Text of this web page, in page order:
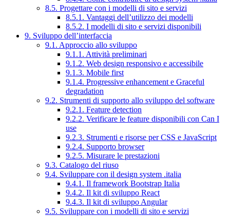
8.5. Progettare con i modelli di sito e servizi
8.5.1. Vantaggi dell’utilizzo dei modelli
8.5.2. I modelli di sito e servizi disponibili
9. Sviluppo dell’interfaccia
9.1. Approccio allo sviluppo
9.1.1. Attività preliminari
9.1.2. Web design responsivo e accessibile
9.1.3. Mobile first
9.1.4. Progressive enhancement e Graceful
degradation
9.2. Strumenti di supporto allo sviluppo del software
9.2.1. Feature detection
9.2.2. Verificare le feature disponibili con Can I
use
9.2.3. Strumenti e risorse per CSS e JavaScript
9.2.4. Supporto browser
9.2.5. Misurare le prestazioni
9.3. Catalogo del riuso
9.4. Sviluppare con il design system .italia
9.4.1. Il framework Bootstrap Italia
9.4.2. Il kit di sviluppo React
9.4.3. Il kit di sviluppo Angular
9.5. Sviluppare con i modelli di sito e servizi